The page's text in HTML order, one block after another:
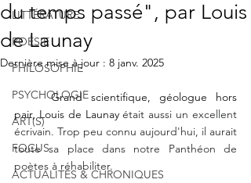
LITTÉRATURE
POÉSIE
PHILOSOPHIE
PSYCHOLOGIE
ART(S)
FOCUS
ACTUALITÉS & CHRONIQUES
du temps passé", par Louis
de Launay
Dernière mise à jour : 8 janv. 2025
	Grand scientifique, géologue hors
pair, Louis de Launay était aussi un excellent
écrivain. Trop peu connu aujourd'hui, il aurait
toute sa place dans notre Panthéon de
poètes à réhabiliter.